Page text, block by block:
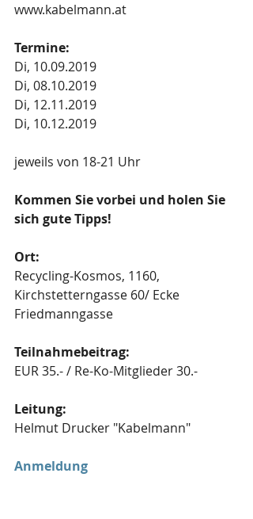
www.kabelmann.at
Termine:
Di, 10.09.2019
Di, 08.10.2019
Di, 12.11.2019
Di, 10.12.2019
jeweils von 18-21 Uhr
Kommen Sie vorbei und holen Sie
sich gute Tipps!
Ort:
Recycling-Kosmos, 1160,
Kirchstetterngasse 60/ Ecke
Friedmanngasse
Teilnahmebeitrag:
EUR 35.- / Re-Ko-Mitglieder 30.-
Leitung:
Helmut Drucker "Kabelmann"
Anmeldung